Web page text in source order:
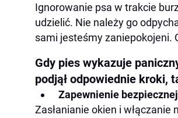
Ignorowanie psa w trakcie
udzielić. Nie należy go
sami jesteśmy zaniepokojeni.
Gdy pies wykazuje
podjął odpowiednie kroki,
Zapewnienie
Zasłanianie okien i